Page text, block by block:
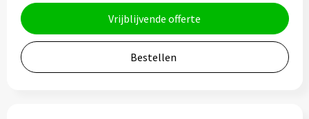
Klassieke paraplu's
Opvouwbare paraplu's
Vrijblijvende offerte
Bestellen